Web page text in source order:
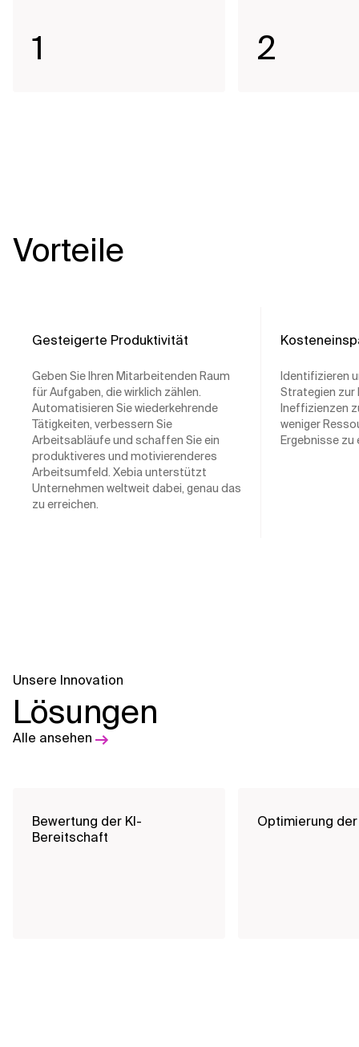
1 2
Vorteile
Gesteigerte Produktivität
Geben Sie Ihren Mitarbeitenden Raum
für Aufgaben, die wirklich zählen.
Automatisieren Sie wiederkehrende
Tätigkeiten, verbessern Sie
Arbeitsabläufe und schaffen Sie ein
produktiveres und motivierenderes
Arbeitsumfeld. Xebia unterstützt
Unternehmen weltweit dabei, genau das
zu erreichen.
Identifizieren
Strategien
Ineffizienzen
weniger
Ergebnisse zu
Unsere Innovation
Lösungen
Alle ansehen
Bewertung der KI-
Bereitschaft
Optimierung